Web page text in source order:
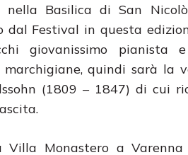
nella Basilica di San
dal Festival in questa
giovanissimo pianista
marchigiane, quindi sarà la
(1809 – 1847) di cui
Monastero a